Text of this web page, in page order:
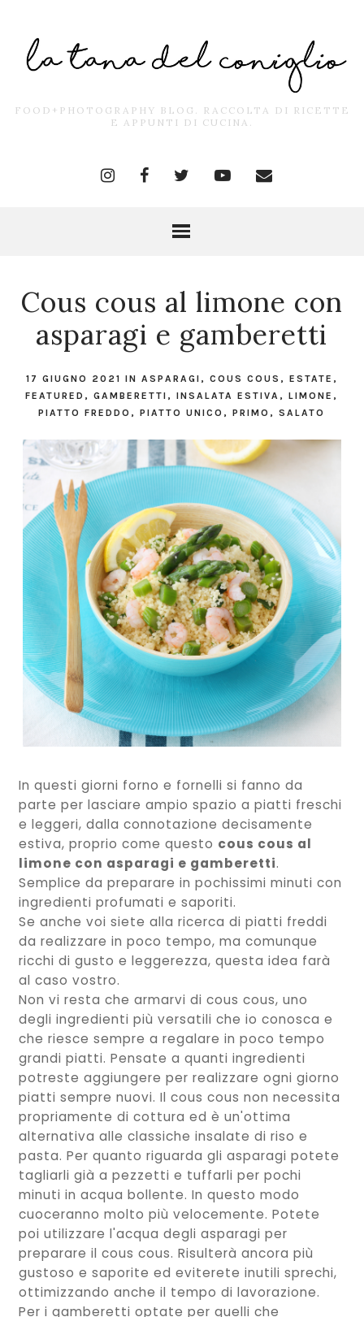
FOOD+PHOTOGRAPHY BLOG. RACCOLTA DI RICETTE
E APPUNTI DI CUCINA.
Cous cous al limone con
asparagi e gamberetti
17 GIUGNO 2021 IN ASPARAGI , COUS COUS , ESTATE ,
FEATURED ,GAMBERETTI ,INSALATA ESTIVA ,LIMONE ,
PIATTO FREDDO ,PIATTO UNICO ,PRIMO ,SALATO
In questi giorni forno e fornelli si fanno da
parte per lasciare ampio spazio a piatti freschi
e leggeri, dalla connotazione decisamente
estiva, proprio come questo cous cous al
limone con asparagi e gamberetti.
Semplice da preparare in pochissimi minuti con
ingredienti profumati e saporiti.
Se anche voi siete alla ricerca di piatti freddi
da realizzare in poco tempo, ma comunque
ricchi di gusto e leggerezza, questa idea farà
al caso vostro.
Non vi resta che armarvi di cous cous, uno
degli ingredienti più versatili che io conosca e
che riesce sempre a regalare in poco tempo
grandi piatti. Pensate a quanti ingredienti
potreste aggiungere per realizzare ogni giorno
piatti sempre nuovi. Il cous cous non necessita
propriamente di cottura ed è un'ottima
alternativa alle classiche insalate di riso e
pasta. Per quanto riguarda gli asparagi potete
tagliarli già a pezzetti e tuffarli per pochi
minuti in acqua bollente. In questo modo
cuoceranno molto più velocemente. Potete
poi utilizzare l'acqua degli asparagi per
preparare il cous cous. Risulterà ancora più
gustoso e saporite ed eviterete inutili sprechi,
ottimizzando anche il tempo di lavorazione.
Per i gamberetti optate per quelli che